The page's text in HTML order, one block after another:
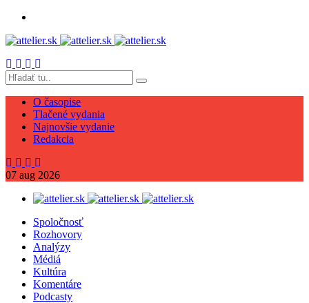
O časopise
Tlačené vydania
Najnovšie vydanie
Redakcia
07 aug 2026
Spoločnosť
Rozhovory
Analýzy
Médiá
Kultúra
Komentáre
Podcasty